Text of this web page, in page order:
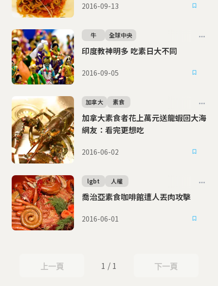
2016-09-13
印度教神明多 吃素日大不同
牛 全球中央
2016-09-05
加拿大素食者花上萬元送龍蝦回大海
網友：看完更想吃
加拿大 素食
2016-06-02
喬治亞素食咖啡館遭人丟肉攻擊
lgbt 人權
2016-06-01
上一頁
上一頁 1 / 1 下一頁
下一頁